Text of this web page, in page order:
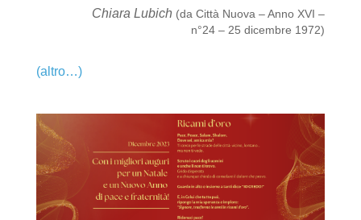
Chiara Lubich (da Città Nuova – Anno XVI –
n°24 – 25 dicembre 1972)
(altro…)